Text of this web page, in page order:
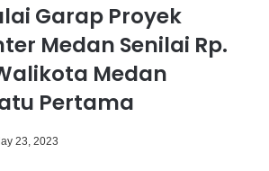
Garap Proyek
Medan Senilai Rp.
Medan
Pertama
23, 2023